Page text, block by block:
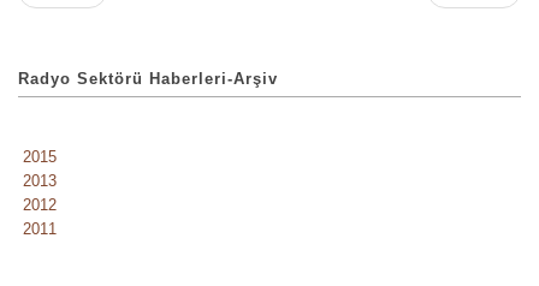
Radyo Sektörü Haberleri-Arşiv
2015
2013
2012
2011